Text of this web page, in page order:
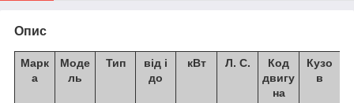
Опис
Марк
а
Моде
ль
Тип
від і
до
кВт Л. С.
Код
двигу
на
Кузо
в